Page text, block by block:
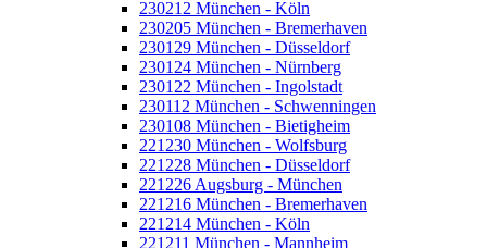
230212 München - Köln
230205 München - Bremerhaven
230129 München - Düsseldorf
230124 München - Nürnberg
230122 München - Ingolstadt
230112 München - Schwenningen
230108 München - Bietigheim
221230 München - Wolfsburg
221228 München - Düsseldorf
221226 Augsburg - München
221216 München - Bremerhaven
221214 München - Köln
221211 München - Mannheim